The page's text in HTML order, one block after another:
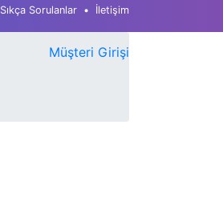
Sıkça Sorulanlar İletişim
Müşteri Girişi